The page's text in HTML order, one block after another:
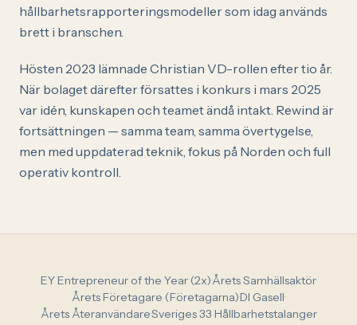
hållbarhetsrapporteringsmodeller som idag används
brett i branschen.
Hösten 2023 lämnade Christian VD-rollen efter tio år.
När bolaget därefter försattes i konkurs i mars 2025
var idén, kunskapen och teamet ändå intakt. Rewind är
fortsättningen — samma team, samma övertygelse,
men med uppdaterad teknik, fokus på Norden och full
operativ kontroll.
EY Entrepreneur of the Year (2x)·Årets Samhällsaktör·
Årets Företagare (Företagarna)·DI Gasell·
Årets Återanvändare·Sveriges 33 Hållbarhetstalanger